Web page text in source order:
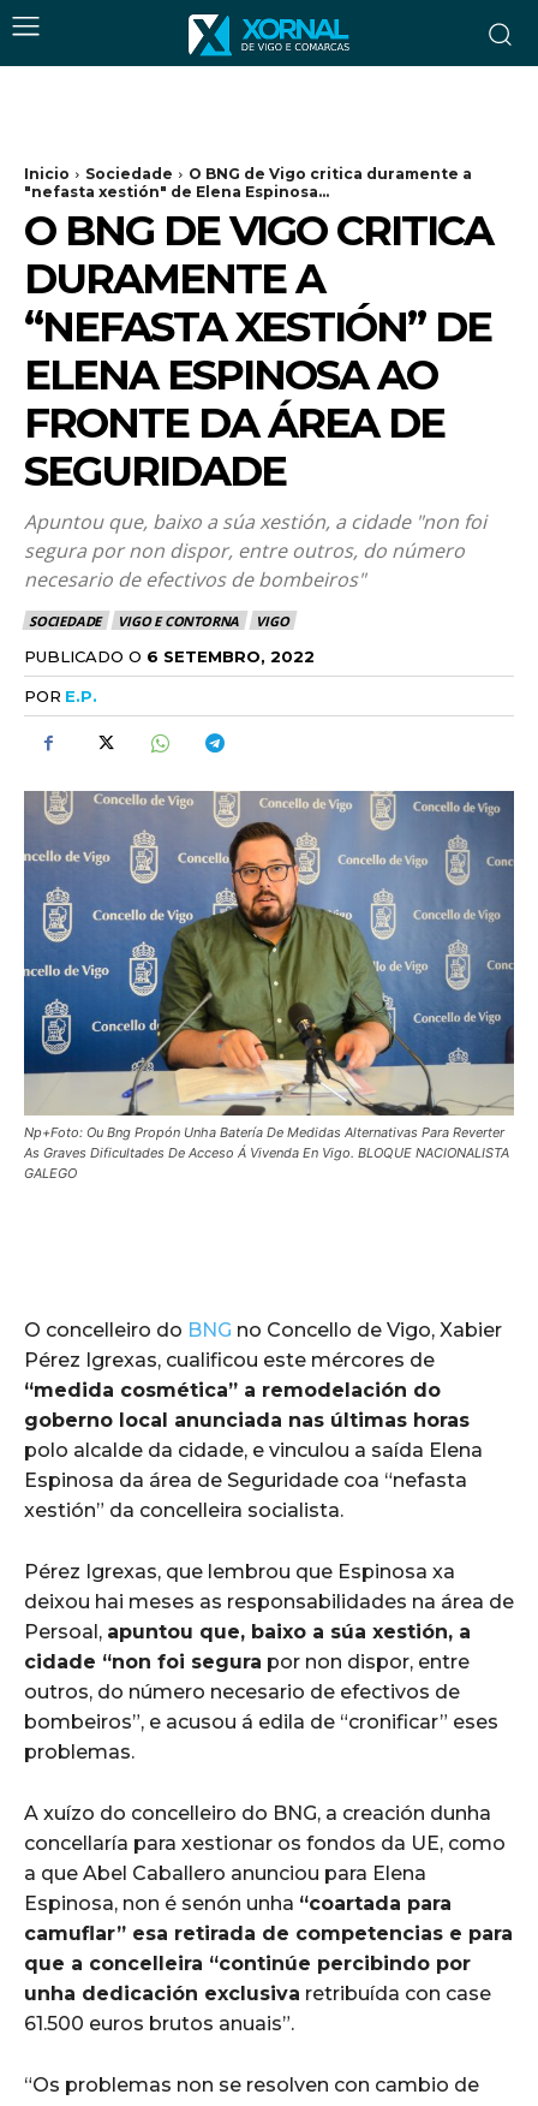
Inicio Sociedade
O BNG de Vigo critica duramente a
"nefasta xestión" de Elena Espinosa...
O BNG DE VIGO CRITICA
DURAMENTE A
“NEFASTA XESTIÓN” DE
ELENA ESPINOSA AO
FRONTE DA ÁREA DE
SEGURIDADE
Apuntou que, baixo a súa xestión, a cidade "non foi
segura por non dispor, entre outros, do número
necesario de efectivos de bombeiros"
SOCIEDADE VIGO E CONTORNA VIGO
PUBLICADO O 6 SETEMBRO, 2022
POR E.P.
Np+Foto: Ou Bng Propón Unha Batería De Medidas Alternativas Para Reverter
As Graves Dificultades De Acceso Á Vivenda En Vigo. BLOQUE NACIONALISTA
GALEGO
O concelleiro do BNG no Concello de Vigo, Xabier
Pérez Igrexas, cualificou este mércores de
“medida cosmética” a remodelación do
goberno local anunciada nas últimas horas
polo alcalde da cidade, e vinculou a saída Elena
Espinosa da área de Seguridade coa “nefasta
xestión” da concelleira socialista.
Pérez Igrexas, que lembrou que Espinosa xa
deixou hai meses as responsabilidades na área de
Persoal, apuntou que, baixo a súa xestión, a
cidade “non foi segura por non dispor, entre
outros, do número necesario de efectivos de
bombeiros”, e acusou á edila de “cronificar” eses
problemas.
A xuízo do concelleiro do BNG, a creación dunha
concellaría para xestionar os fondos da UE, como
a que Abel Caballero anunciou para Elena
Espinosa, non é senón unha “coartada para
camuflar” esa retirada de competencias e para
que a concelleira “continúe percibindo por
unha dedicación exclusiva retribuída con case
61.500 euros brutos anuais”.
“Os problemas non se resolven con cambio de